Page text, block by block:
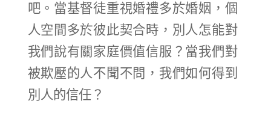
吧。當基督徒重視婚禮多於婚姻，個
人空間多於彼此契合時，別人怎能對
我們說有關家庭價值信服？當我們對
被欺壓的人不聞不問，我們如何得到
別人的信任？